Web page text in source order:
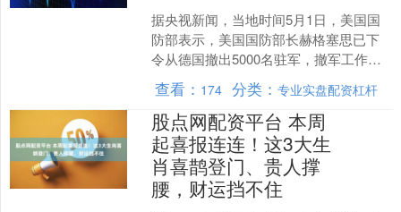
据央视新闻，当地时间5月1日，美国国
防部表示，美国国防部长赫格塞思已下
令从德国撤出5000名驻军，撤军工作将
在未来6至12个月内完成。 举报 相关阅
读 纳指站上....
查看： 174 分类：专业实盘配资杠杆
股点网配资平台 本周
起喜报连连！这3大生
肖喜鹊登门、贵人撑
腰，财运挡不住